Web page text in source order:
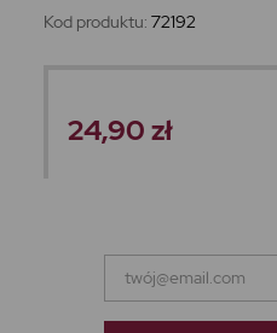
Kod produktu: 72192
24,90 zł